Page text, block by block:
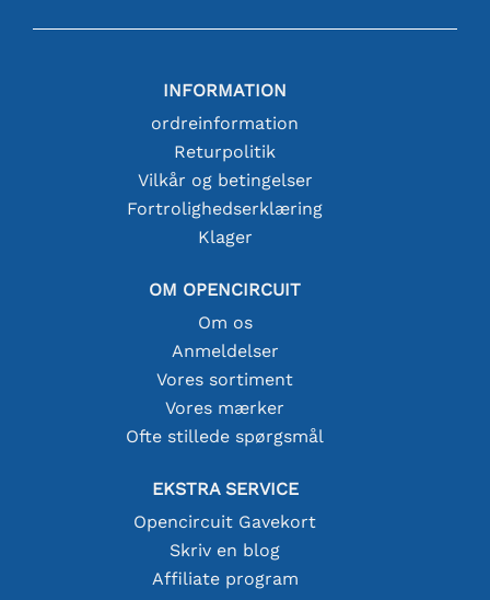
INFORMATION
ordreinformation
Returpolitik
Vilkår og betingelser
Fortrolighedserklæring
Klager
OM OPENCIRCUIT
Om os
Anmeldelser
Vores sortiment
Vores mærker
Ofte stillede spørgsmål
EKSTRA SERVICE
Opencircuit Gavekort
Skriv en blog
Affiliate program